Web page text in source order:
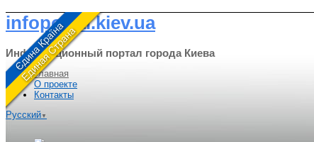
infoportal.kiev.ua
Информационный портал города Киева
Главная
О проекте
Контакты
Русский ▼